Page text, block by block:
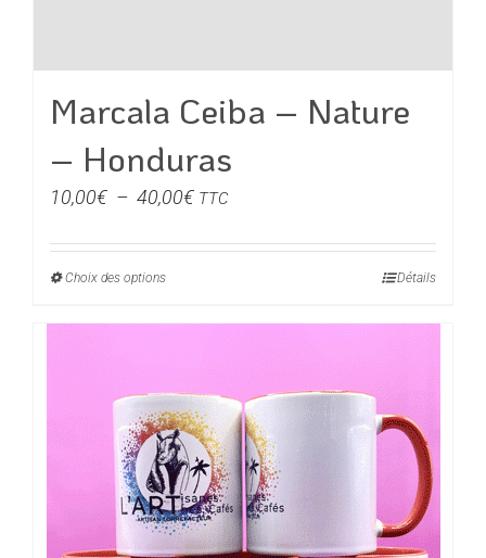
Marcala Ceiba – Nature
– Honduras
10,00€ – 40,00€Plage
prix :
TTC
Choix des optionsCe
variations.
Les
options
peuvent
être
choisies
Détails